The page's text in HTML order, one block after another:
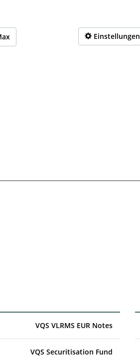
Einstellungen
VQS VLRMS EUR Notes
VQS Securitisation Fund